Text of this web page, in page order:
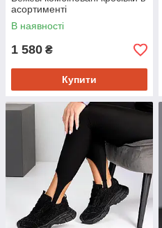
асортименті
В наявності
1 580 ₴
Купити